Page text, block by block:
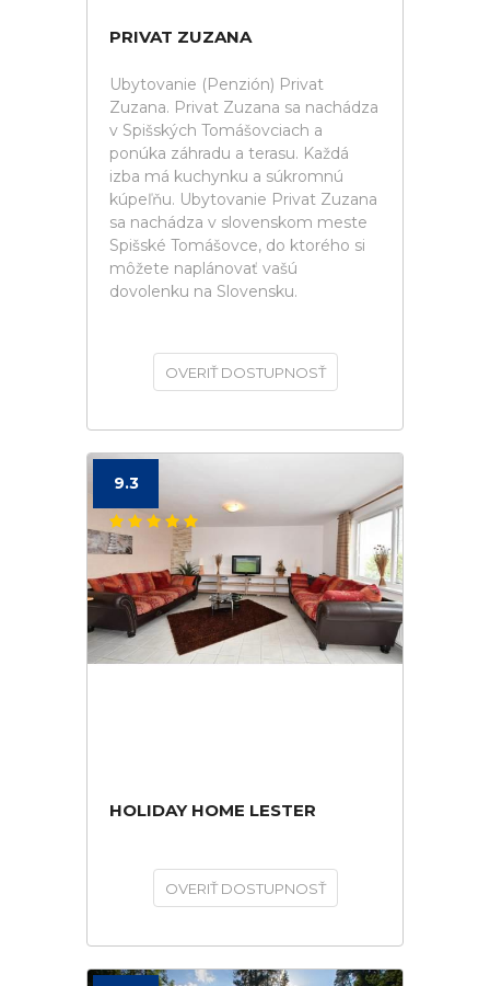
PRIVAT ZUZANA
Ubytovanie (Penzión) Privat
Zuzana. Privat Zuzana sa nachádza
v Spišských Tomášovciach a
ponúka záhradu a terasu. Každá
izba má kuchynku a súkromnú
kúpeľňu. Ubytovanie Privat Zuzana
sa nachádza v slovenskom meste
Spišské Tomášovce, do ktorého si
môžete naplánovať vašú
dovolenku na Slovensku.
OVERIŤ DOSTUPNOSŤ
9.3
HOLIDAY HOME LESTER
OVERIŤ DOSTUPNOSŤ